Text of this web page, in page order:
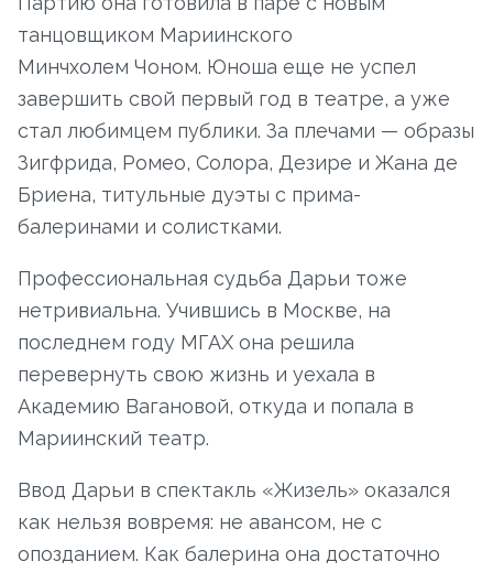
танцовщиком Мариинского
Минчхолем Чоном. Юноша еще не успел
завершить свой первый год в театре, а уже
стал любимцем публики. За плечами — образы
Зигфрида, Ромео, Солора, Дезире и Жана де
Бриена, титульные дуэты с прима-
балеринами и солистками.
Профессиональная судьба Дарьи тоже
нетривиальна. Учившись в Москве, на
последнем году МГАХ она решила
перевернуть свою жизнь и уехала в
Академию Вагановой, откуда и попала в
Мариинский театр.
Ввод Дарьи в спектакль «Жизель» оказался
как нельзя вовремя: не авансом, не с
опозданием. Как балерина она достаточно